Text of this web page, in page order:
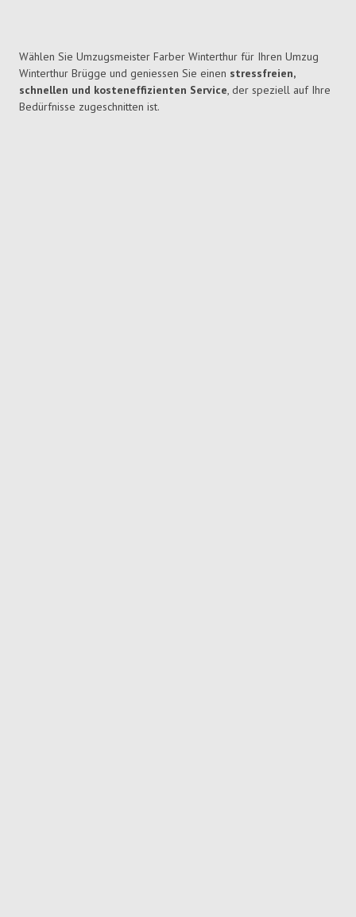
Wählen Sie Umzugsmeister Farber Winterthur für Ihren Umzug
Winterthur Brügge und geniessen Sie einen stressfreien,
schnellen und kosteneffizienten Service, der speziell auf Ihre
Bedürfnisse zugeschnitten ist.